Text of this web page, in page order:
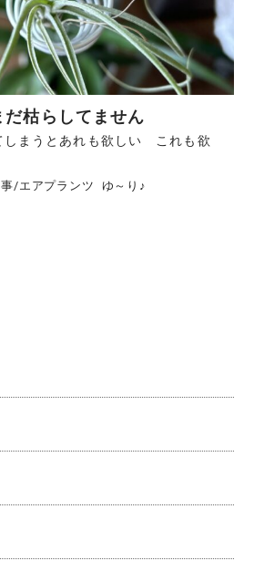
枯らしてません
しまうとあれも欲しい これも欲
/エアプランツ ゆ～り♪